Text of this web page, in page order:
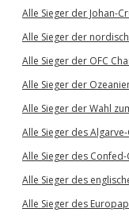
Alle Sieger der Johan-
Alle Sieger der
Alle Sieger der OFC
Alle Sieger der
Alle Sieger der Wahl
Alle Sieger des
Alle Sieger des Confed-
Alle Sieger des
Alle Sieger des